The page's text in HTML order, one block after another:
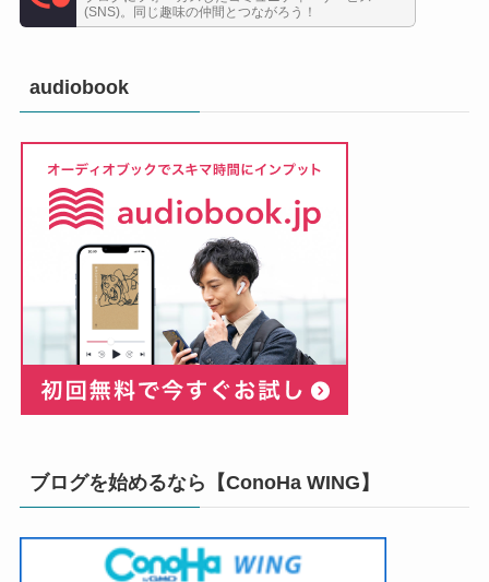
(SNS)。同じ趣味の仲間とつながろう！
audiobook
ブログを始めるなら【ConoHa WING】